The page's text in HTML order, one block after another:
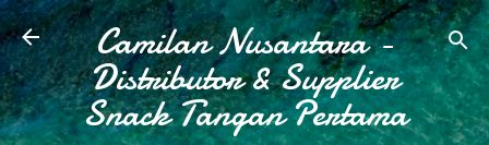
Langsung ke konten utama
Camilan Nusantara -
Distributor & Supplier
Snack Tangan Pertama